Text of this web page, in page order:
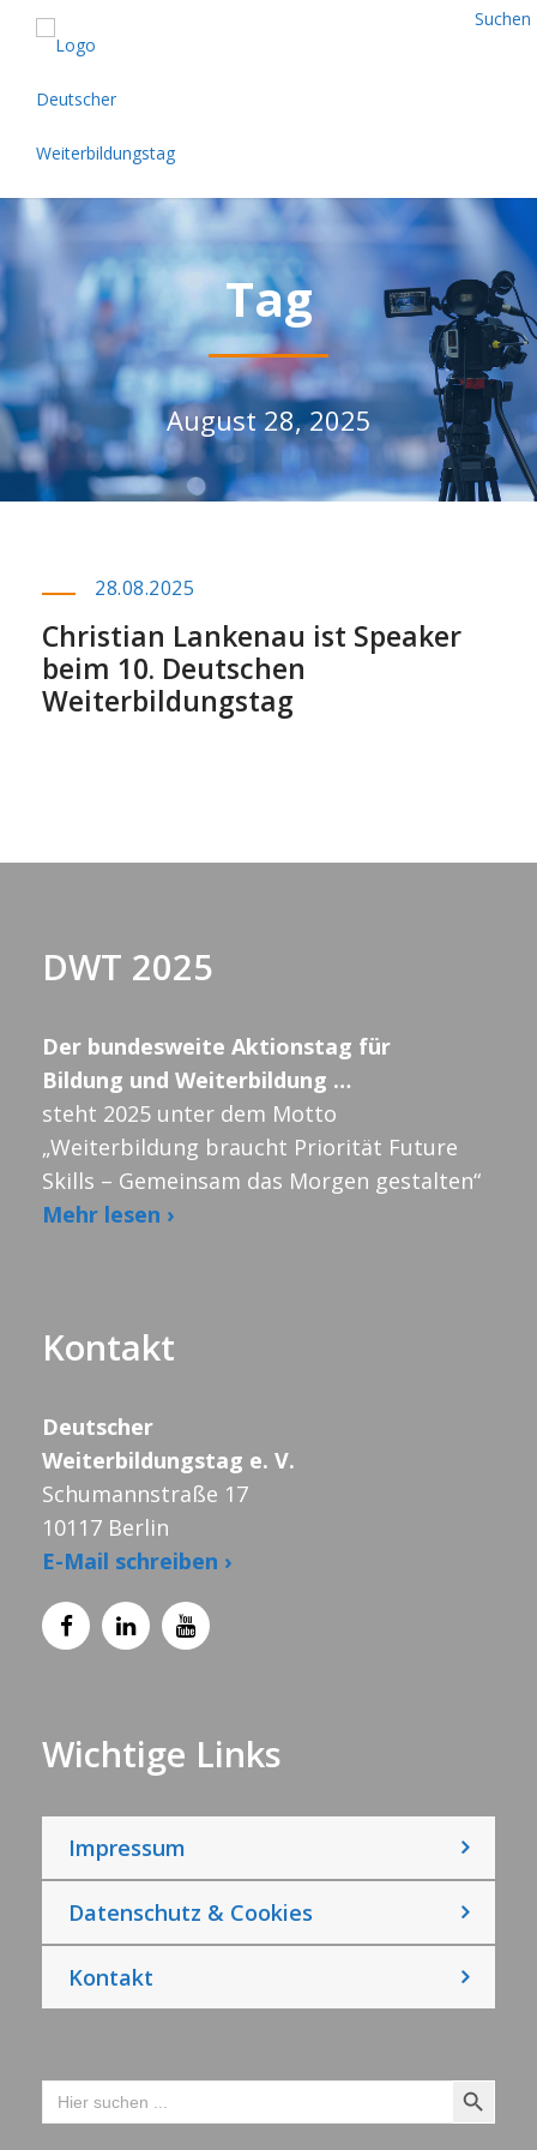
Suchen
Tag
August 28, 2025
28.08.2025
Christian Lankenau ist Speaker
beim 10. Deutschen
Weiterbildungstag
DWT 2025
Der bundesweite Aktionstag für
Bildung und Weiterbildung …
steht 2025 unter dem Motto
„Weiterbildung braucht Priorität Future
Skills – Gemeinsam das Morgen gestalten“
Mehr lesen ›
Kontakt
Deutscher
Weiterbildungstag e. V.
Schumannstraße 17
10117 Berlin
E-Mail schreiben ›
Wichtige Links
Impressum
Datenschutz & Cookies
Kontakt
Search
for:
Search Button